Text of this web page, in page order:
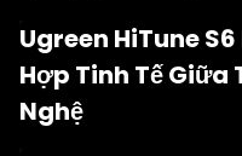
Ugreen HiTune
Hợp Tinh Tế Giữa
Nghệ